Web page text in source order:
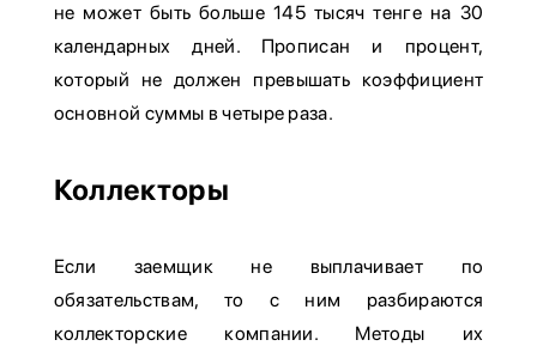
не может быть больше 145 тысяч тенге на 30
календарных дней. Прописан и процент,
который не должен превышать коэффициент
основной суммы в четыре раза.
Коллекторы
Если заемщик не выплачивает по
обязательствам, то с ним разбираются
коллекторские компании. Методы их